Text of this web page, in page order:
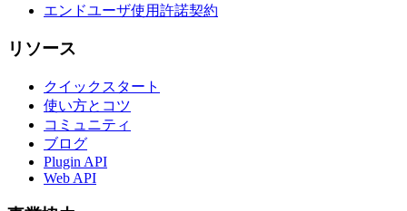
エンドユーザ使用許諾契約
リソース
クイックスタート
使い方とコツ
コミュニティ
ブログ
Plugin API
Web API